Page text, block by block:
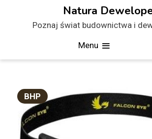
Natura
Poznaj świat budownictwa i
Menu
BHP